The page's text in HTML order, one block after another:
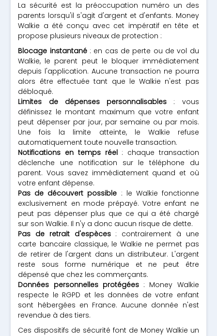
La sécurité est la préoccupation numéro un des
parents lorsqu'il s'agit d'argent et d'enfants. Money
Walkie a été conçu avec cet impératif en tête et
propose plusieurs niveaux de protection :
Blocage instantané: en cas de perte ou de vol du
Walkie, le parent peut le bloquer immédiatement
depuis l'application. Aucune transaction ne pourra
alors être effectuée tant que le Walkie n'est pas
débloqué.
Limites de dépenses personnalisables : vous
définissez le montant maximum que votre enfant
peut dépenser par jour, par semaine ou par mois.
Une fois la limite atteinte, le Walkie refuse
automatiquement toute nouvelle transaction.
Notifications en temps réel: chaque transaction
déclenche une notification sur le téléphone du
parent. Vous savez immédiatement quand et où
votre enfant dépense.
Pas de découvert possible : le Walkie fonctionne
exclusivement en mode prépayé. Votre enfant ne
peut pas dépenser plus que ce qui a été chargé
sur son Walkie. Il n'y a donc aucun risque de dette.
Pas de retrait d'espèces: contrairement à une
carte bancaire classique, le Walkie ne permet pas
de retirer de l'argent dans un distributeur. L'argent
reste sous forme numérique et ne peut être
dépensé que chez les commerçants.
Données personnelles protégées: Money Walkie
respecte le RGPD et les données de votre enfant
sont hébergées en France. Aucune donnée n'est
revendue à des tiers.
Ces dispositifs de sécurité font de Money Walkie un